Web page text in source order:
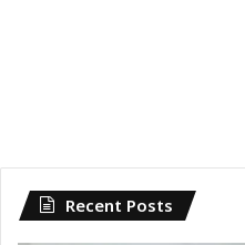
Recent Posts